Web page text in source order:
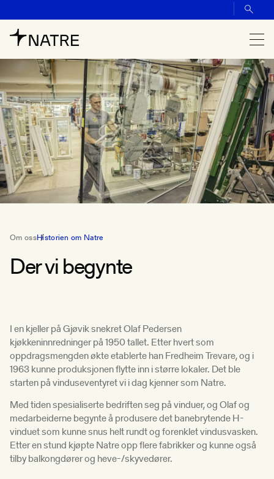
Om ossHistorien om Natre
Der vi begynte
I en kjeller på Gjøvik snekret Olaf Pedersen
kjøkkeninnredninger på 1950 tallet. Etter hvert som
oppdragsmengden økte etablerte han Fredheim Trevare, og i
1963 kunne produksjonen flytte inn i større lokaler. Det ble
starten på vinduseventyret vi i dag kjenner som Natre.
Med tiden spesialiserte bedriften seg på vinduer, og Olaf og
medarbeiderne begynte å produsere det banebrytende H-
vinduet som kunne snus helt rundt og forenklet vindusvasken.
Etter en stund kjøpte Natre opp flere fabrikker og kunne også
tilby balkongdører og heve-/skyvedører.